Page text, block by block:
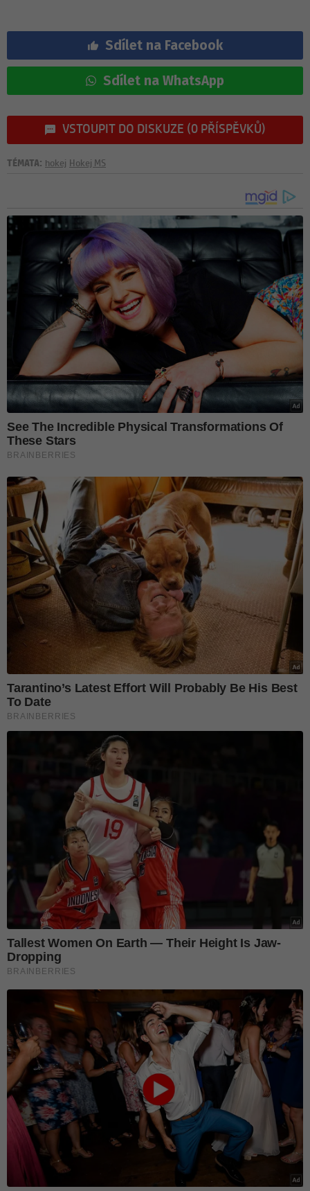
Sdílet na Facebook
Sdílet na WhatsApp
VSTOUPIT DO DISKUZE (0 PŘÍSPĚVKŮ)
TÉMATA: hokej Hokej MS